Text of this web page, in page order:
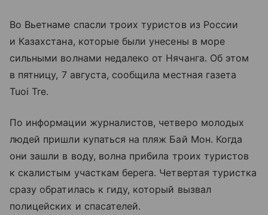
Во Вьетнаме спасли троих туристов из России
и Казахстана, которые были унесены в море
сильными волнами недалеко от Нячанга. Об этом
в пятницу, 7 августа, сообщила местная газета
Tuoi Tre.
По информации журналистов, четверо молодых
людей пришли купаться на пляж Бай Мон. Когда
они зашли в воду, волна прибила троих туристов
к скалистым участкам берега. Четвертая туристка
сразу обратилась к гиду, который вызвал
полицейских и спасателей.